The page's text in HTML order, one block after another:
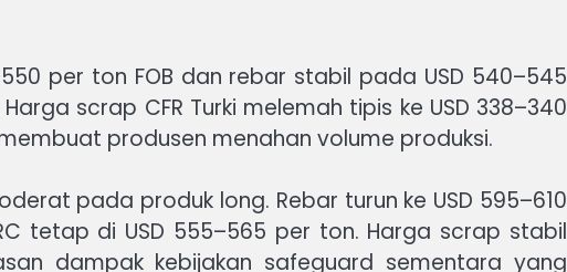
per ton FOB dan rebar stabil pada USD 540–545
scrap CFR Turki melemah tipis ke USD 338–340
produsen menahan volume produksi.
pada produk long. Rebar turun ke USD 595–610
tetap di USD 555–565 per ton. Harga scrap stabil
dampak kebijakan safeguard sementara yang